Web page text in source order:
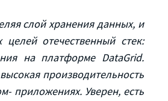
слой хранения данных, и
отечественный стек:
на платформе DataGrid.
производительность
приложениях. Уверен, есть